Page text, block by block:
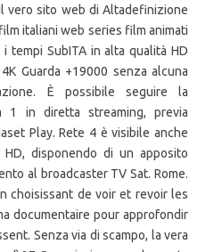
vero sito web di Altadefinizione
italiani web series film animati
tempi SubITA in alta qualità HD
Guarda +19000 senza alcuna
È possibile seguire la
1 in diretta streaming, previa
Play. Rete 4 è visibile anche
disponendo di un apposito
al broadcaster TV Sat. Rome.
choisissant de voir et revoir les
documentaire pour approfondir
Senza via di scampo, la vera